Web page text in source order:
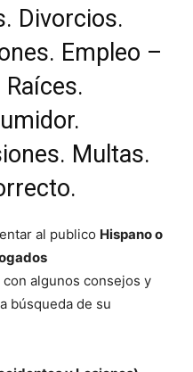
Divorcios.
Empleo –
Multas.
al publico Hispano o
con algunos consejos y
búsqueda de su